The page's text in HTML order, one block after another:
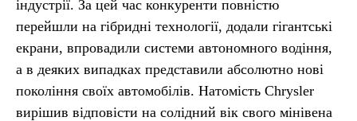
індустрії. За цей час конкуренти повністю
перейшли на гібридні технології, додали гігантські
екрани, впровадили системи автономного водіння,
а в деяких випадках представили абсолютно нові
покоління своїх автомобілів. Натомість Chrysler
вирішив відповісти на солідний вік свого мінівена